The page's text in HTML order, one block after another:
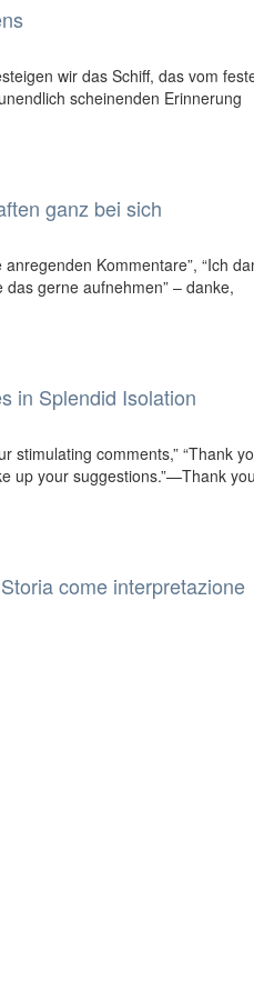
wir das Schiff, das vom
scheinenden Erinnerung
ganz bei sich
Kommentare”, “Ich
gerne aufnehmen” – danke,
in Splendid Isolation
stimulating comments,” “Thank
up your suggestions.”—Thank
come interpretazione